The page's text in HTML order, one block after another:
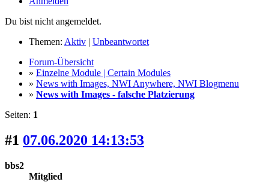
Du bist nicht angemeldet.
Themen: Aktiv | Unbeantwortet
Forum-Übersicht
» Einzelne Module | Certain Modules
» News with Images, NWI Anywhere, NWI Blogmenu
» News with Images - falsche Platzierung
Seiten: 1
#1 07.06.2020 14:13:53
bbs2
Mitglied